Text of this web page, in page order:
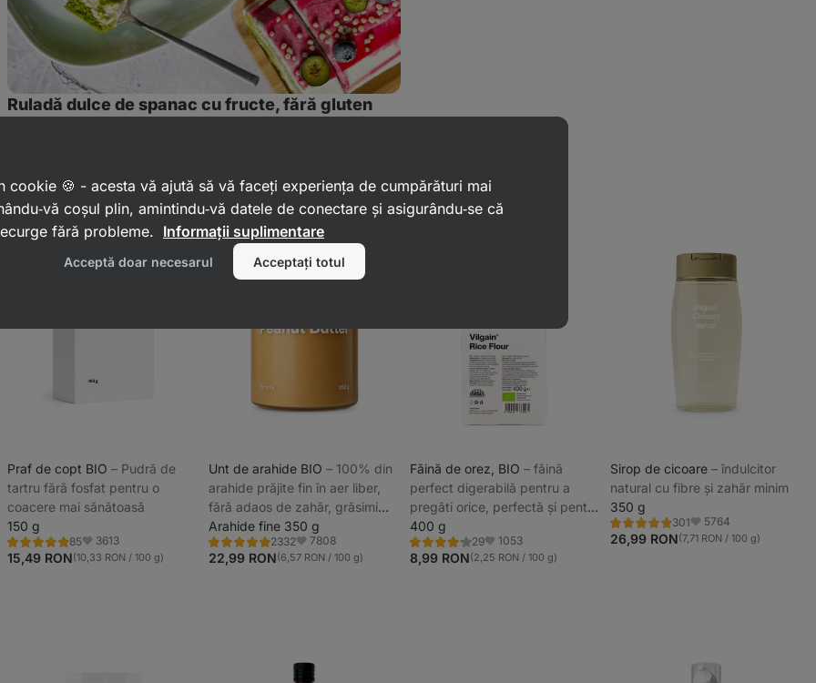
Ruladă dulce de spanac cu fructe, fără gluten
Praf de copt BIO⁠–⁠ Pudră de
tartru fără fosfat pentru o
coacere mai sănătoasă
150 g
85
Evaluare
4.9/5,
85
Favorite
3613
15,49 RON(10,33 RON / 100 g)
Unt de arahide BIO ⁠–⁠ 100% din
arahide prăjite fin în aer liber,
fără adaos de zahăr, grăsimi
sau sare
Arahide fine 350 g
2332
Evaluare
4.8/5,
2332
Favorite
7808
22,99 RON(6,57 RON / 100 g)
Făină de orez, BIO ⁠–⁠ făină
perfect digerabilă pentru a
pregăti orice, perfectă și pentru
celiaci
400 g
29
Evaluare
4.2/5,
29
Favorite
1053
8,99 RON(2,25 RON / 100 g)
Sirop de cicoare⁠–⁠ îndulcitor
natural cu fibre și zahăr minim
350 g
301
Evaluare
4.6/5,
301
Favorite
5764
26,99 RON(7,71 RON / 100 g)
cookie 🍪 - acesta vă ajută să vă faceți experiența de cumpărături mai
coșul plin, amintindu‑vă datele de conectare și asigurându‑se că
fără probleme. Informații suplimentare
Acceptă doar necesarul Acceptați totul